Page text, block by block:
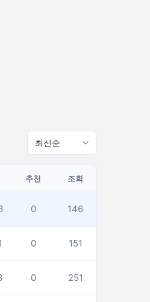
추천 조회
0 146
0 151
0 251